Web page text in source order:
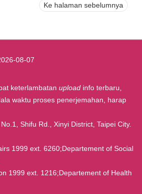
Ke halaman sebelumnya
08-07
keterlambatan upload info terbaru,
waktu proses penerjemahan, harap
Shifu Rd., Xinyi District, Taipei City.
1999 ext. 6260;Departement of Social
1999 ext. 1216;Departement of Health